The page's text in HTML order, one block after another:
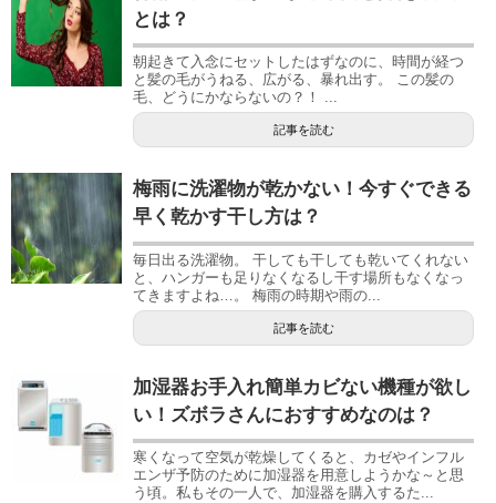
とは？
朝起きて入念にセットしたはずなのに、時間が経つ
と髪の毛がうねる、広がる、暴れ出す。 この髪の
毛、どうにかならないの？！ ...
記事を読む
梅雨に洗濯物が乾かない！今すぐできる
早く乾かす干し方は？
毎日出る洗濯物。 干しても干しても乾いてくれない
と、ハンガーも足りなくなるし干す場所もなくなっ
てきますよね…。 梅雨の時期や雨の...
記事を読む
加湿器お手入れ簡単カビない機種が欲し
い！ズボラさんにおすすめなのは？
寒くなって空気が乾燥してくると、カゼやインフル
エンザ予防のために加湿器を用意しようかな～と思
う頃。私もその一人で、加湿器を購入するた...